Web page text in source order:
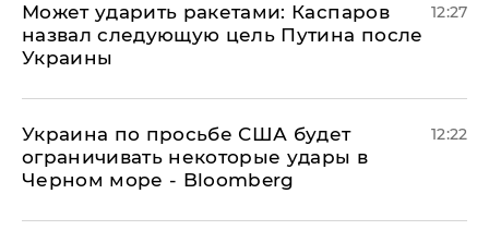
Может ударить ракетами: Каспаров
назвал следующую цель Путина после
Украины
12:27
Украина по просьбе США будет
ограничивать некоторые удары в
Черном море - Bloomberg
12:22